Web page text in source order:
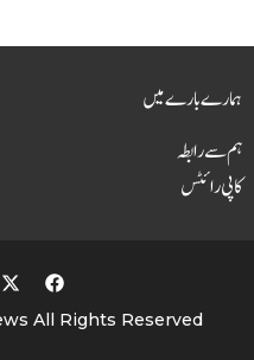
ہمارے بارے میں
ہم سے رابطہ
کاپی رائٹس
All Rights Reserved